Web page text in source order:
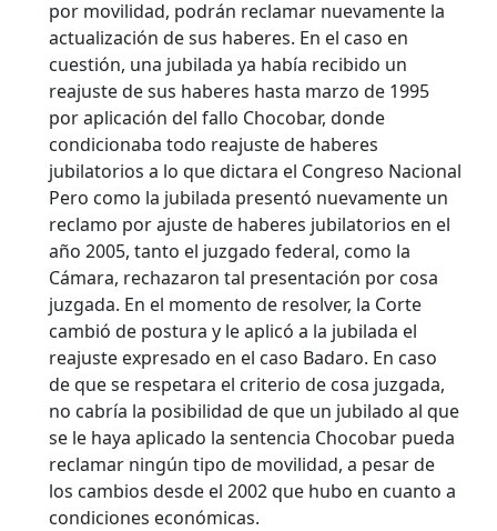
por movilidad, podrán reclamar nuevamente la
actualización de sus haberes. En el caso en
cuestión, una jubilada ya había recibido un
reajuste de sus haberes hasta marzo de 1995
por aplicación del fallo Chocobar, donde
condicionaba todo reajuste de haberes
jubilatorios a lo que dictara el Congreso Nacional
Pero como la jubilada presentó nuevamente un
reclamo por ajuste de haberes jubilatorios en el
año 2005, tanto el juzgado federal, como la
Cámara, rechazaron tal presentación por cosa
juzgada. En el momento de resolver, la Corte
cambió de postura y le aplicó a la jubilada el
reajuste expresado en el caso Badaro. En caso
de que se respetara el criterio de cosa juzgada,
no cabría la posibilidad de que un jubilado al que
se le haya aplicado la sentencia Chocobar pueda
reclamar ningún tipo de movilidad, a pesar de
los cambios desde el 2002 que hubo en cuanto a
condiciones económicas.